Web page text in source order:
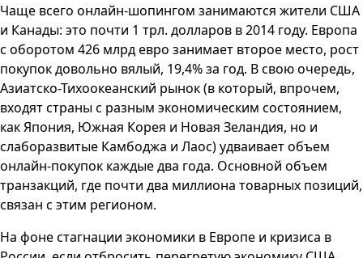
Чаще всего онлайн-шопингом занимаются жители США
и Канады: это почти 1 трл. долларов в 2014 году. Европа
с оборотом 426 млрд евро занимает второе место, рост
покупок довольно вялый, 19,4% за год. В свою очередь,
Азиатско-Тихоокеанский рынок (в который, впрочем,
входят страны с разным экономическим состоянием,
как Япония, Южная Корея и Новая Зеландия, но и
слаборазвитые Камбоджа и Лаос) удваивает объем
онлайн-покупок каждые два года. Основной объем
транзакций, где почти два миллиона товарных позиций,
связан с этим регионом.
На фоне стагнации экономики в Европе и кризиса в